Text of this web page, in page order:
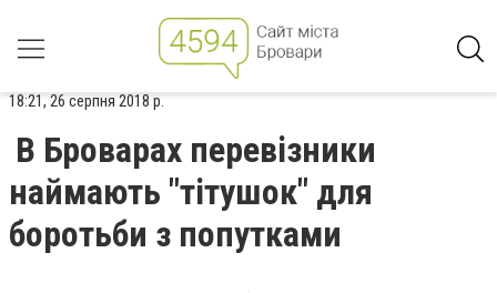
18:21, 26 серпня 2018 р.
В Броварах перевізники
наймають "тітушок" для
боротьби з попутками